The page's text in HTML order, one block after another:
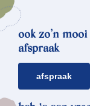
ook zo’n
afspraak
afspraak